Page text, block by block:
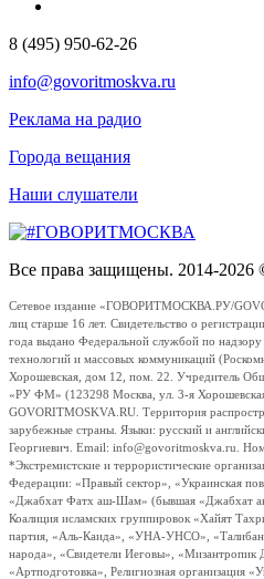
8 (495) 950-62-26
info@govoritmoskva.ru
Реклама на радио
Города вещания
Наши слушатели
Все права защищены. 2014-2026
Сетевое издание «ГОВОРИТМОСКВА.РУ/
лиц старше 16 лет. Свидетельство о
года выдано Федеральной службой по
технологий и массовых коммуникаций
Хорошевская, дом 12, пом. 22. Учредитель
«РУ ФМ» (123298 Москва, ул. 3-я
GOVORITMOSKVA.RU. Территория
зарубежные страны. Языки: русский и
Георгиевич. Email: info@govoritmoskva.ru.
*Экстремистские и террористические
Федерации: «Правый сектор», «Украинская
«Джабхат Фатх аш-Шам» (бывшая «Джабхат
Коалиция исламских группировок «Хайят
партия, «Аль-Каида», «УНА-УНСО»,
народа», «Свидетели Иеговы», «Мизантропик
«Артподготовка», Религиозная организация